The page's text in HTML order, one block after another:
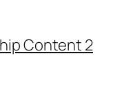
Content 2